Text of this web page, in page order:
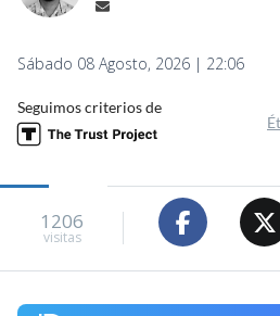
Sábado 08 Agosto, 2026 | 22:06
Seguimos criterios de
1206
visitas